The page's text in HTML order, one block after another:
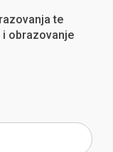
te
obrazovanje